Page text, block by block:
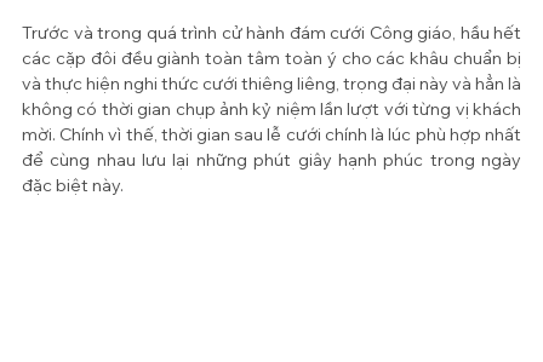
Trước và trong quá trình cử hành đám cưới Công giáo, hầu hết
các cặp đôi đều giành toàn tâm toàn ý cho các khâu chuẩn bị
và thực hiện nghi thức cưới thiêng liêng, trọng đại này và hẳn là
không có thời gian chụp ảnh kỷ niệm lần lượt với từng vị khách
mời. Chính vì thế, thời gian sau lễ cưới chính là lúc phù hợp nhất
để cùng nhau lưu lại những phút giây hạnh phúc trong ngày
đặc biệt này.